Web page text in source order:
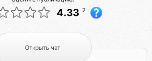
4.33 2
Открыть чат